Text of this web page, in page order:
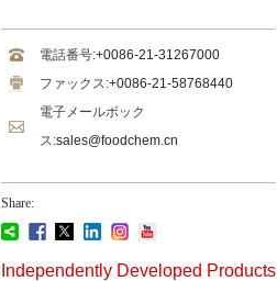
電話番号:+0086-21-31267000
ファックス:+0086-21-58768440
電子メールボック
ス:sales@foodchem.cn
Share:
Independently Developed Products